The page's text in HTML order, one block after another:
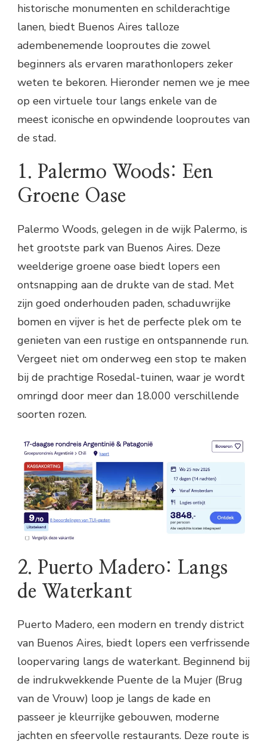
historische monumenten en schilderachtige
lanen, biedt Buenos Aires talloze
adembenemende looproutes die zowel
beginners als ervaren marathonlopers zeker
weten te bekoren. Hieronder nemen we je mee
op een virtuele tour langs enkele van de
meest iconische en opwindende looproutes van
de stad.
1. Palermo Woods: Een
Groene Oase
Palermo Woods, gelegen in de wijk Palermo, is
het grootste park van Buenos Aires. Deze
weelderige groene oase biedt lopers een
ontsnapping aan de drukte van de stad. Met
zijn goed onderhouden paden, schaduwrijke
bomen en vijver is het de perfecte plek om te
genieten van een rustige en ontspannende run.
Vergeet niet om onderweg een stop te maken
bij de prachtige Rosedal-tuinen, waar je wordt
omringd door meer dan 18.000 verschillende
soorten rozen.
2. Puerto Madero: Langs
de Waterkant
Puerto Madero, een modern en trendy district
van Buenos Aires, biedt lopers een verfrissende
loopervaring langs de waterkant. Beginnend bij
de indrukwekkende Puente de la Mujer (Brug
van de Vrouw) loop je langs de kade en
passeer je kleurrijke gebouwen, moderne
jachten en sfeervolle restaurants. Deze route is